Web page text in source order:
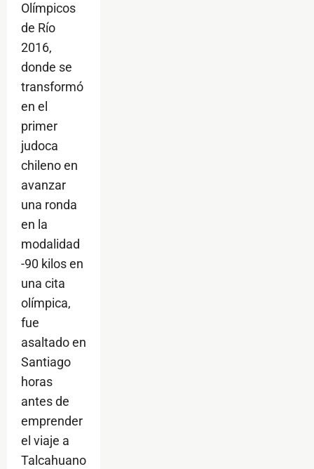
Olímpicos
de Río
2016,
donde se
transformó
en el
primer
judoca
chileno en
avanzar
una ronda
en la
modalidad
-90 kilos en
una cita
olímpica,
fue
asaltado en
Santiago
horas
antes de
emprender
el viaje a
Talcahuano